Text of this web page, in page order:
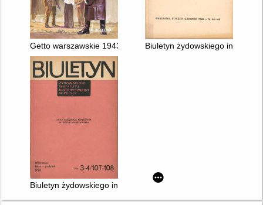
Getto warszawskie 1943 Biuletyn żydowskiego instytutu
Biuletyn żydowskiego instytutu historycznego nr 3-4/107-108